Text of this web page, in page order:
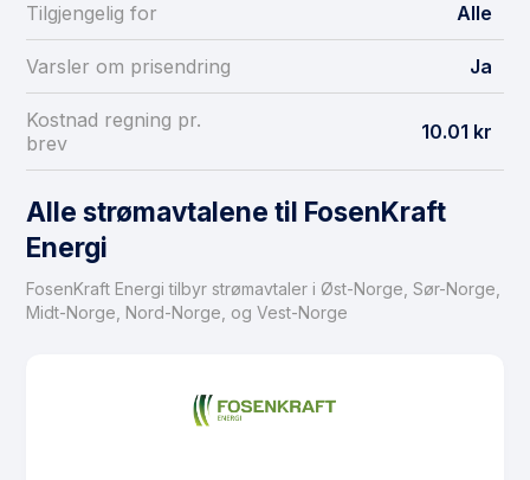
Tilgjengelig for Alle
Varsler om prisendring Ja
Kostnad regning pr.
brev
10.01 kr
Alle strømavtalene til FosenKraft
Energi
FosenKraft Energi tilbyr strømavtaler i Øst-Norge, Sør-Norge,
Midt-Norge, Nord-Norge, og Vest-Norge